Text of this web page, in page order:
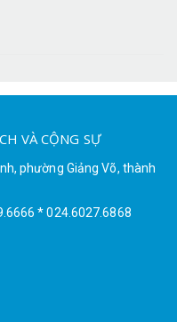
VÀ CỘNG SỰ
phường Giảng Võ, thành
* 024.6027.6868